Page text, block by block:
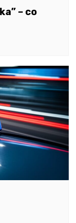
– co